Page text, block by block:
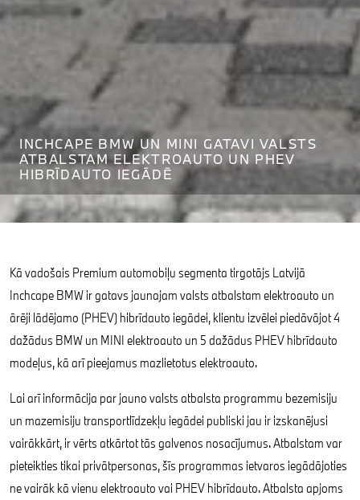
INCHCAPE BMW UN MINI GATAVI VALSTS
ATBALSTAM ELEKTROAUTO UN PHEV
HIBRĪDAUTO IEGĀDĒ
Kā vadošais Premium automobiļu segmenta tirgotājs Latvijā
Inchcape BMW ir gatavs jaunajam valsts atbalstam elektroauto un
ārēji lādējamo (PHEV) hibrīdauto iegādei, klientu izvēlei piedāvājot 4
dažādus BMW un MINI elektroauto un 5 dažādus PHEV hibrīdauto
modeļus, kā arī pieejamus mazlietotus elektroauto.
Lai arī informācija par jauno valsts atbalsta programmu bezemisiju
un mazemisiju transportlīdzekļu iegādei publiski jau ir izskanējusi
vairākkārt, ir vērts atkārtot tās galvenos nosacījumus. Atbalstam var
pieteikties tikai privātpersonas, šīs programmas ietvaros iegādājoties
ne vairāk kā vienu elektroauto vai PHEV hibrīdauto. Atbalsta apjoms